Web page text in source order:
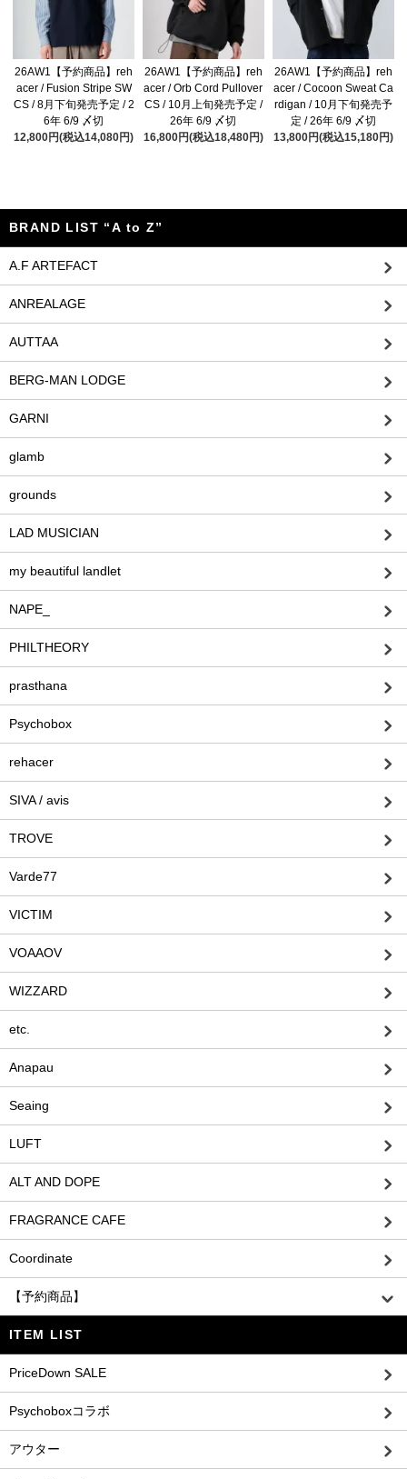
26AW1【予約商品】reh
acer / Fusion Stripe SW
CS / 8月下旬発売予定 / 2
6年 6/9 〆切
12,800円(税込14,080円)
26AW1【予約商品】reh
acer / Orb Cord Pullover
CS / 10月上旬発売予定 /
26年 6/9 〆切
16,800円(税込18,480円)
26AW1【予約商品】reh
acer / Cocoon Sweat Ca
rdigan / 10月下旬発売予
定 / 26年 6/9 〆切
13,800円(税込15,180円)
BRAND LIST “A to Z”
A.F ARTEFACT
ANREALAGE
AUTTAA
BERG-MAN LODGE
GARNI
glamb
grounds
LAD MUSICIAN
my beautiful landlet
NAPE_
PHILTHEORY
prasthana
Psychobox
rehacer
SIVA / avis
TROVE
Varde77
VICTIM
VOAAOV
WIZZARD
etc.
Anapau
Seaing
LUFT
ALT AND DOPE
FRAGRANCE CAFE
Coordinate
【予約商品】
ITEM LIST
PriceDown SALE
Psychoboxコラボ
アウター